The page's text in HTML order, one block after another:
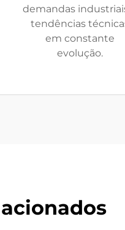
demandas
tendências
em constante
evolução.